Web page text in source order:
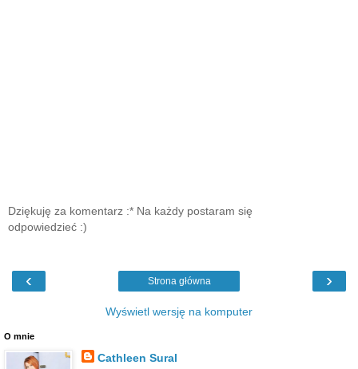
Dziękuję za komentarz :* Na każdy postaram się
odpowiedzieć :)
‹ ›
Strona główna
Wyświetl wersję na komputer
O mnie
Cathleen Sural